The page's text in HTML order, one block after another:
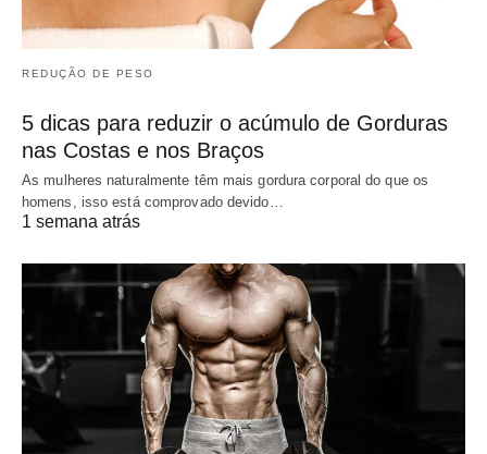
REDUÇÃO DE PESO
5 dicas para reduzir o acúmulo de Gorduras
nas Costas e nos Braços
As mulheres naturalmente têm mais gordura corporal do que os
homens, isso está comprovado devido…
1 semana atrás